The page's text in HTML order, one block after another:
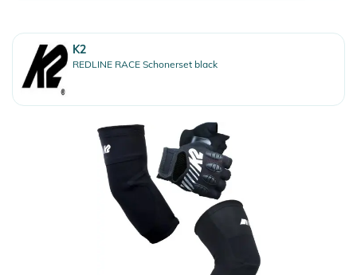
K2
REDLINE RACE Schonerset black